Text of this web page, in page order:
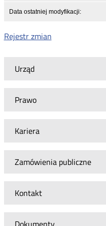
Urząd
Prawo
Kariera
Zamówienia publiczne
Kontakt
Data ostatniej modyfikacji:
Rejestr zmian